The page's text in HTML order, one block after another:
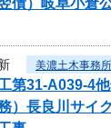
美濃土木事務所
第31-A039-4
）長良川サイ